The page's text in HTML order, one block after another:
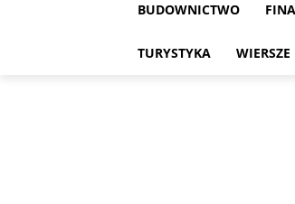
BUDOWNICTWO
TURYSTYKA WIERSZE